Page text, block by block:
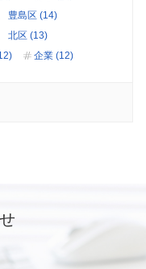
豊島区 (14)
北区 (13)
企業 (12)